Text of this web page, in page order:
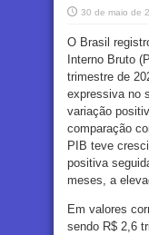
30 de maio de
O Brasil
Interno Bruto
trimestre de
expressiva no
variação
comparação
PIB teve
positiva
meses, a
Em valores
sendo R$ 2,6